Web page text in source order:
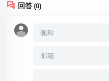
回答 (0)